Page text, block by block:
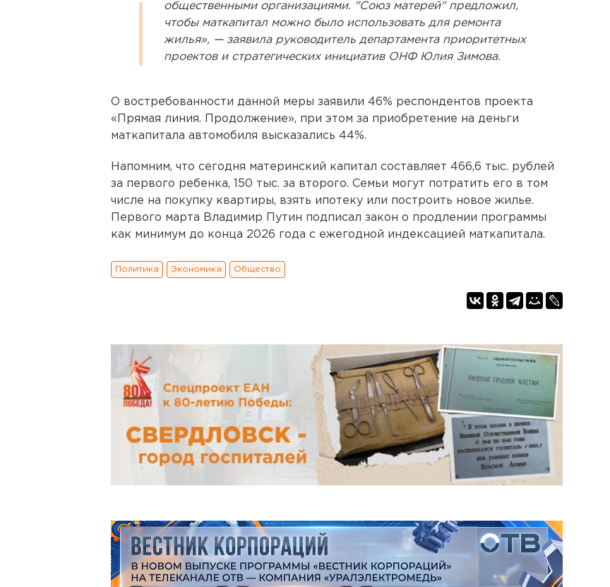
общественными организациями. "Союз матерей" предложил,
чтобы маткапитал можно было использовать для ремонта
жилья», — заявила руководитель департамента приоритетных
проектов и стратегических инициатив ОНФ Юлия Зимова.
О востребованности данной меры заявили 46% респондентов проекта
«Прямая линия. Продолжение», при этом за приобретение на деньги
маткапитала автомобиля высказались 44%.
Напомним, что сегодня материнский капитал составляет 466,6 тыс. рублей
за первого ребенка, 150 тыс. за второго. Семьи могут потратить его в том
числе на покупку квартиры, взять ипотеку или построить новое жилье.
Первого марта Владимир Путин подписал закон о продлении программы
как минимум до конца 2026 года с ежегодной индексацией маткапитала.
Политика Экономика Общество